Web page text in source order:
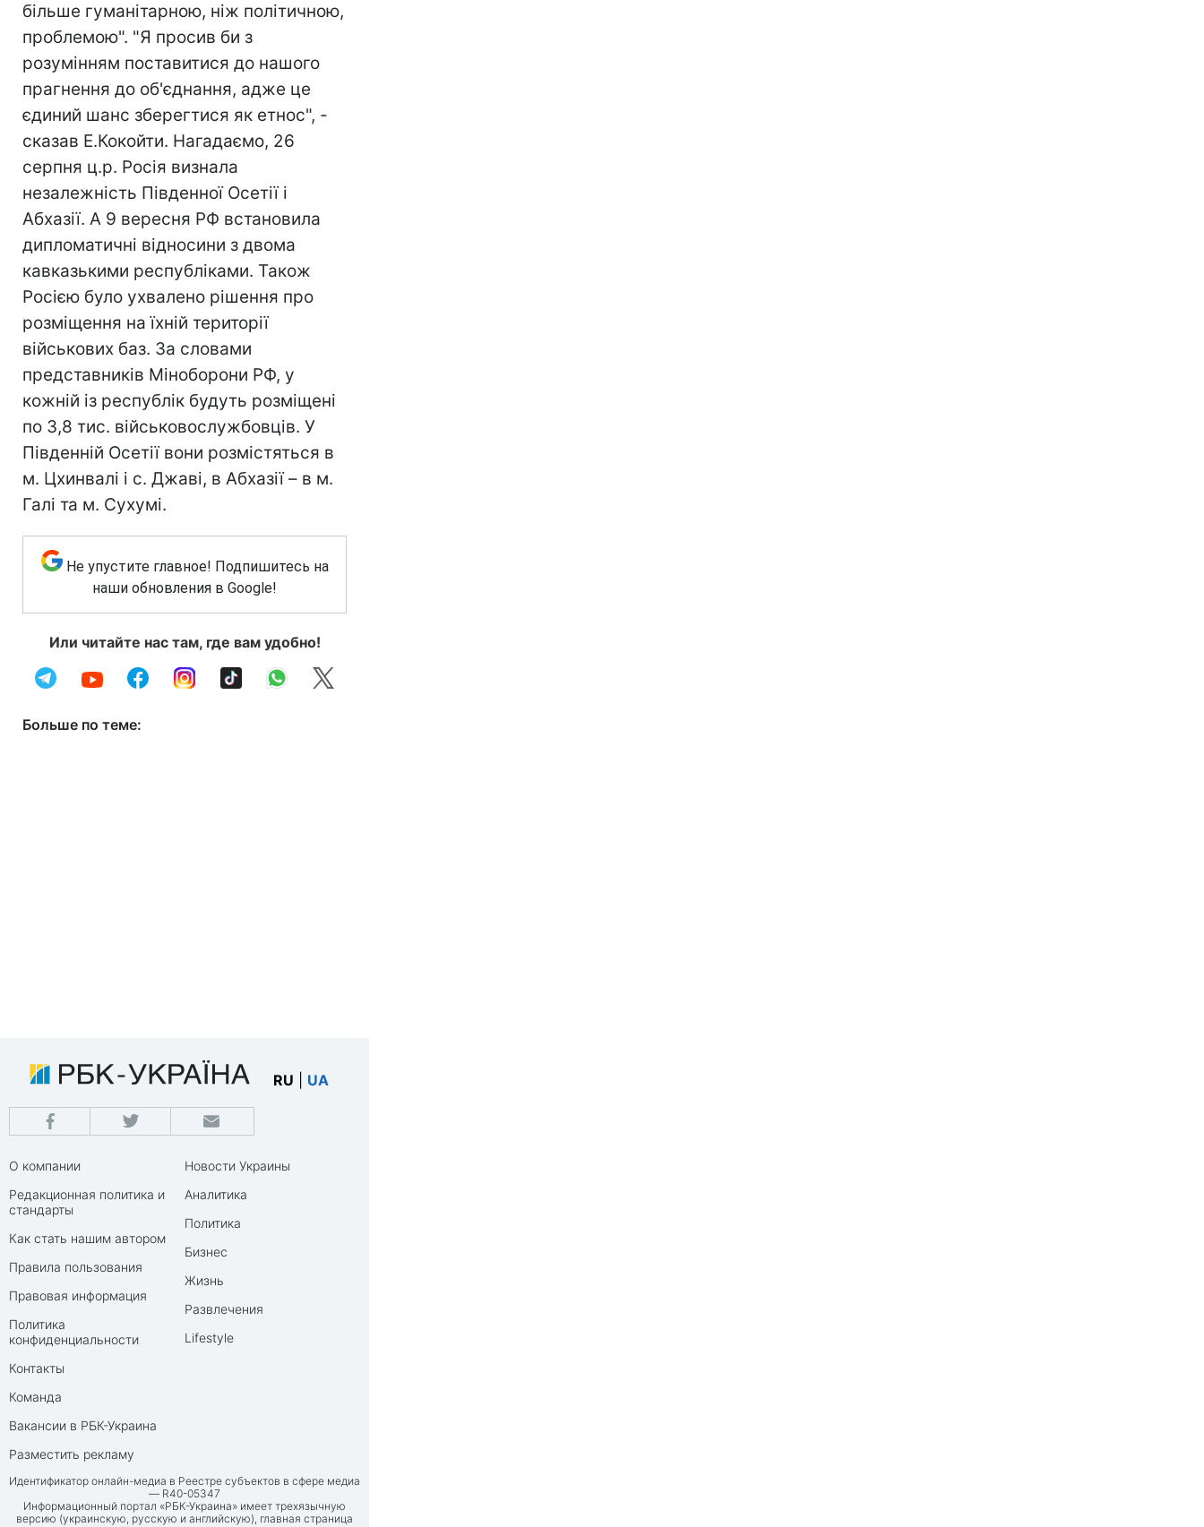
більше гуманітарною, ніж політичною,
проблемою". "Я просив би з
розумінням поставитися до нашого
прагнення до об'єднання, адже це
єдиний шанс зберегтися як етнос", -
сказав Е.Кокойти. Нагадаємо, 26
серпня ц.р. Росія визнала
незалежність Південної Осетії і
Абхазії. А 9 вересня РФ встановила
дипломатичні відносини з двома
кавказькими республіками. Також
Росією було ухвалено рішення про
розміщення на їхній території
військових баз. За словами
представників Міноборони РФ, у
кожній із республік будуть розміщені
по 3,8 тис. військовослужбовців. У
Південній Осетії вони розмістяться в
м. Цхинвалі і с. Джаві, в Абхазії – в м.
Галі та м. Сухумі.
Не упустите главное! Подпишитесь на
наши обновления в Google!
Или читайте нас там, где вам удобно!
Больше по теме:
RU UA
О компании
Редакционная политика и
стандарты
Как стать нашим автором
Правила пользования
Правовая информация
Политика
конфиденциальности
Контакты
Команда
Вакансии в РБК-Украина
Разместить рекламу
Новости Украины
Аналитика
Политика
Бизнес
Жизнь
Развлечения
Lifestyle
Идентификатор онлайн-медиа в Реестре субъектов в сфере медиа
— R40-05347
Информационный портал «РБК-Украина» имеет трехязычную
версию (украинскую, русскую и английскую), главная страница